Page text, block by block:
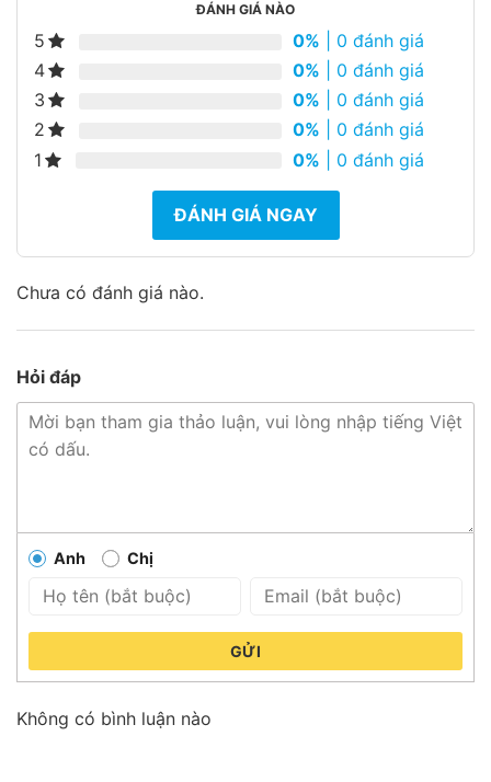
ĐÁNH GIÁ NÀO
5 0% | 0 đánh giá
4
0% | 0 đánh giá
3
0% | 0 đánh giá
2
0% | 0 đánh giá
1
0% | 0 đánh giá
ĐÁNH GIÁ NGAY
Chưa có đánh giá nào.
Hỏi đáp
Anh Chị
GỬI
Không có bình luận nào